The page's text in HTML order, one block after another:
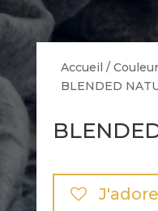
Accueil / Couleur
BLENDED